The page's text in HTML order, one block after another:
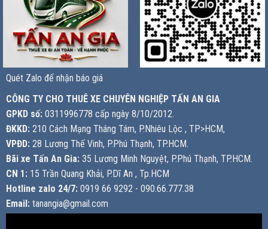
Quét Zalo để nhận báo giá
CÔNG TY CHO THUÊ XE CHUYÊN NGHIỆP TẤN AN GIA
GPKD số: 0311996778 cấp ngày 8/10/2012.
ĐKKD: 210 Cách Mạng Tháng Tám, P.Nhiêu Lộc , TP>HCM,
VPĐD: 28 Lương Thế Vinh, P.Phú Thạnh, TP.HCM.
Bãi xe Tấn An Gia: 35 Lương Minh Nguyệt, P.Phú Thạnh, TP.HCM.
CN 1: 15 Trần Quang Khải, P.Dĩ An , Tp.HCM
Hotline zalo 24/7: 0919 66 9292 - 090.66.777.38
Email: tanangia@gmail.com